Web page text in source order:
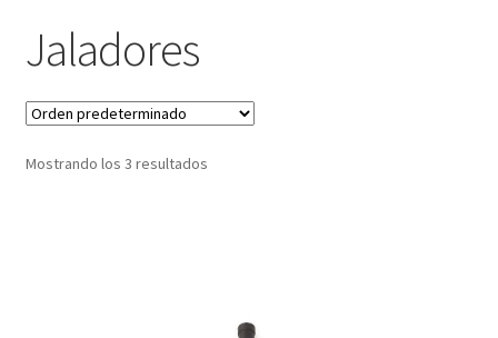
Contacto
Empresa
Más
Jaladores
Mostrando los 3 resultados